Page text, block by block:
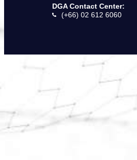
DGA Contact Center:
(+66) 02 612 6060